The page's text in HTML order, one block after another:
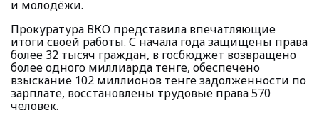
и молодёжи.
Прокуратура ВКО представила впечатляющие
итоги своей работы. С начала года защищены права
более 32 тысяч граждан, в госбюджет возвращено
более одного миллиарда тенге, обеспечено
взыскание 102 миллионов тенге задолженности по
зарплате, восстановлены трудовые права 570
человек.